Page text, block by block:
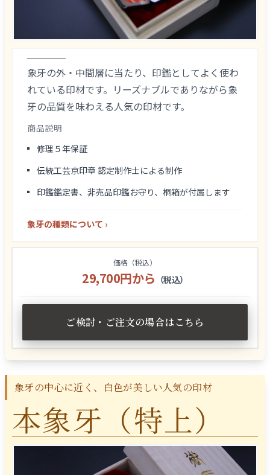
象牙の外・中間層に当たり、印鑑としてよく使わ
れている印材です。リーズナブルでありながら象
牙の品質を味わえる人気の印材です。
商品説明
修理５年保証
伝統工芸京印章 認定制作士による制作
印鑑鑑定書、非売品印鑑お守り、桐箱が付属します
象牙の種類について ›
価格（税込）
29,700円から （税込）
ご検討・ご注文の場合はこちら
象牙の中心に近く、白色が美しい人気の印材
本象牙（特上）